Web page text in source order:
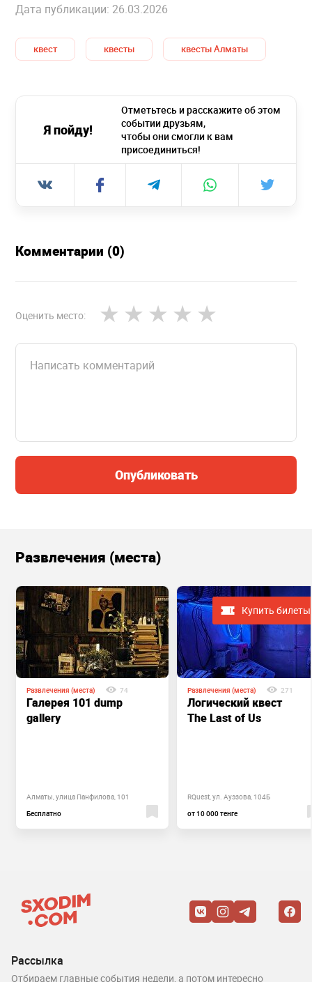
Дата публикации: 26.03.2026
квест квесты квесты Алматы
Я пойду!
Отметьтесь и расскажите об этом
событии друзьям,
чтобы они смогли к вам
присоединиться!
Комментарии (0)
Оценить место:
Опубликовать
Развлечения (места)
Развлечения (места) 74
Галерея 101 dump
gallery
Алматы, улица Панфилова, 101
Бесплатно
Купить билеты
Развлечения (места) 271
Логический квест
The Last of Us
RQuest, ул. Ауэзова, 104Б
от 10 000 тенге
Рассылка
Отбираем главные события недели, а потом интересно